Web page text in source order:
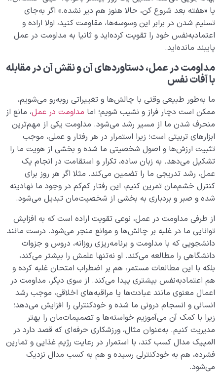
راه عبور از صراط چیست؟ آیا میانبری کوتاه برای عبور سریع از
صراط وجود دارد؟
رضایت از خداوند؛ نشانه ای از سلامت قلب یا واکنشی به
شرایط؟
بزرگ ترین امانت زندگی ما چیست و امانت داری از آن چه
نقشی در شفای قلب ما دارد؟
معرفی 3 ذکر کلیدی برای آرامش و سلامت قلب؛ مهمترین
ذکرهای سلامت قلب کدام است؟
کلید مدیریت سبک زندگی چیست | چگونه می توانیم از
محبت خوشبختی بسازیم؟
منشا عشق در انسان چیست؛ ما عاشق شخص می شویم یا
ویژگی های او؟
برای این بیماری ها وجود دارد؟
آیا درمان مشکلات روحی در کوتاه مدت امکان پذیر است؟
انسان در مرکز آفرینش 0/9
دیدار جهان غیب 0/9
‌‌یا ‌‌«هفته ‌‌بعد ‌‌شروع ‌‌کن، ‌‌حالا ‌‌هنوز ‌‌هم ‌‌دیر ‌‌نشده.» ‌‌اگر ‌‌به‌جای
‌‌تسلیم ‌‌شدن ‌‌در ‌‌برابر ‌‌این ‌‌وسوسه‌ها، ‌‌مقاومت ‌‌کنید، ‌‌اولا ‌‌اراده ‌‌و
‌‌اعتمادبه‌نفس ‌‌خود ‌‌را ‌‌تقویت ‌‌کرده‌اید ‌‌و ‌‌ثانیا ‌‌به ‌‌مداومت ‌‌در ‌‌عمل
‌‌پایبند ‌‌مانده‌اید.
مداومت ‌‌در ‌‌عمل، ‌‌دستاوردهای ‌‌آن ‌‌و ‌‌نقش ‌‌آن ‌‌در ‌‌مقابله
‌‌با ‌‌آفات ‌‌نفس
ما ‌‌به‌طور ‌‌طبیعی ‌‌وقتی ‌‌با ‌‌چالش‌ها ‌‌و ‌‌تغییراتی ‌‌روبه‌رو ‌‌می‌شویم،
‌‌ممکن ‌‌است ‌‌دچار ‌‌فراز ‌‌و ‌‌نشیب ‌‌شویم؛ ‌‌اما ‌‌ مداومت ‌‌در ‌‌عمل، ‌‌مانع ‌‌از
‌‌منحرف ‌‌شدن ‌‌ما ‌‌از ‌‌مسیر ‌‌رشد ‌‌می‌شود. ‌‌مداومت ‌‌یکی ‌‌از ‌‌مهم‌ترین
‌‌ابزارهای ‌‌تربیتی ‌‌است؛ ‌‌زیرا ‌‌استمرار ‌‌در ‌‌هر ‌‌رفتار ‌‌و ‌‌عملی، ‌‌موجب
‌‌تثبیت ‌‌ارزش‌ها ‌‌و ‌‌اصول ‌‌شخصیتی ‌‌ما ‌‌شده ‌‌و ‌‌بخشی ‌‌از ‌‌هویت ‌‌ما ‌‌را
‌‌تشکیل ‌‌می‌دهد. ‌‌به ‌‌زبان ‌‌ساده، ‌‌تکرار ‌‌و ‌‌استقامت ‌‌در ‌‌انجام ‌‌یک
‌‌عمل، ‌‌رشد ‌‌تدریجی ‌‌ما ‌‌را ‌‌تضمین ‌‌می‌کند. ‌‌مثلا ‌‌اگر ‌‌هر ‌‌روز ‌‌برای
‌‌کنترل ‌‌خشم‌مان ‌‌تمرین ‌‌کنیم، ‌‌این ‌‌رفتار ‌‌کم‌کم ‌‌در ‌‌وجود ‌‌ما ‌‌نهادینه
‌‌شده ‌‌و ‌‌صبر ‌‌و ‌‌بردباری ‌‌به ‌‌بخشی ‌‌از ‌‌شخصیت‌مان ‌‌تبدیل ‌‌می‌شود. ‌‌
از ‌‌طرفی ‌‌مداومت ‌‌در ‌‌عمل، ‌‌نوعی ‌‌تقویت ‌‌اراده ‌‌است ‌‌که ‌‌به ‌‌افزایش
‌‌توانایی ‌‌ما ‌‌در ‌‌غلبه ‌‌بر ‌‌چالش‌ها ‌‌و ‌‌موانع ‌‌منجر ‌‌می‌شود. ‌‌درست ‌‌مانند
‌‌دانشجویی ‌‌که ‌‌با ‌‌مداومت ‌‌و ‌‌برنامه‌ریزی ‌‌روزانه، ‌‌دروس ‌‌و ‌‌جزوات
‌‌دانشگاهی ‌‌را ‌‌مطالعه ‌‌می‌کند. ‌‌او ‌‌نه‌تنها ‌‌علمش ‌‌را ‌‌بیشتر ‌‌می‌کند،
‌‌بلکه ‌‌با ‌‌این ‌‌مطالعات ‌‌مستمر، ‌‌هم ‌‌بر ‌‌اضطراب ‌‌امتحان ‌‌غلبه ‌‌کرده ‌‌و
‌‌هم ‌‌اعتمادبه‌نفس ‌‌بیشتری ‌‌پیدا ‌‌می‌کند. ‌‌از ‌‌سوی ‌‌دیگر، ‌‌مداومت ‌‌در
‌‌اعمال ‌‌معنوی ‌‌مانند ‌‌عبادت‌ها ‌‌یا ‌‌مراقبه‌های ‌‌اخلاقی، ‌‌موجب ‌‌رشد
‌‌انسانی ‌‌و ‌‌انسجام ‌‌درونی ‌‌ما ‌‌شده ‌‌و ‌‌خودکنترلی ‌‌را ‌‌افزایش ‌‌می‌دهد؛
‌‌زیرا ‌‌با ‌‌کمک ‌‌آن ‌‌می‌آموزیم ‌‌خواسته‌ها ‌‌و ‌‌تصمیمات‌مان ‌‌را ‌‌بهتر
‌‌مدیریت ‌‌کنیم. ‌‌به‌عنوان ‌‌مثال، ‌‌ورزشکاری ‌‌حرفه‌ای ‌‌که ‌‌قصد ‌‌دارد ‌‌در
‌‌المپیک ‌‌مدال ‌‌کسب ‌‌کند، ‌‌با ‌‌استمرار ‌‌در ‌‌رعایت ‌‌رژیم ‌‌غذایی ‌‌و ‌‌تمارین
‌‌فشرده، ‌‌هم ‌‌به ‌‌خودکنترلی ‌‌رسیده ‌‌و ‌‌هم ‌‌به ‌‌کسب ‌‌مدال ‌‌نزدیک
‌‌می‌شود.